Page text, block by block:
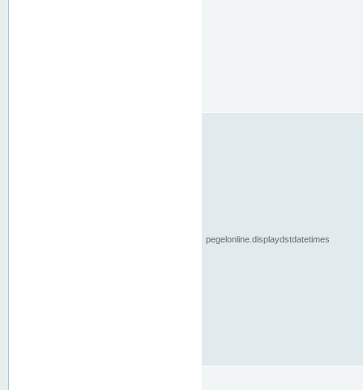
pegelonline.displaydstdatetimes